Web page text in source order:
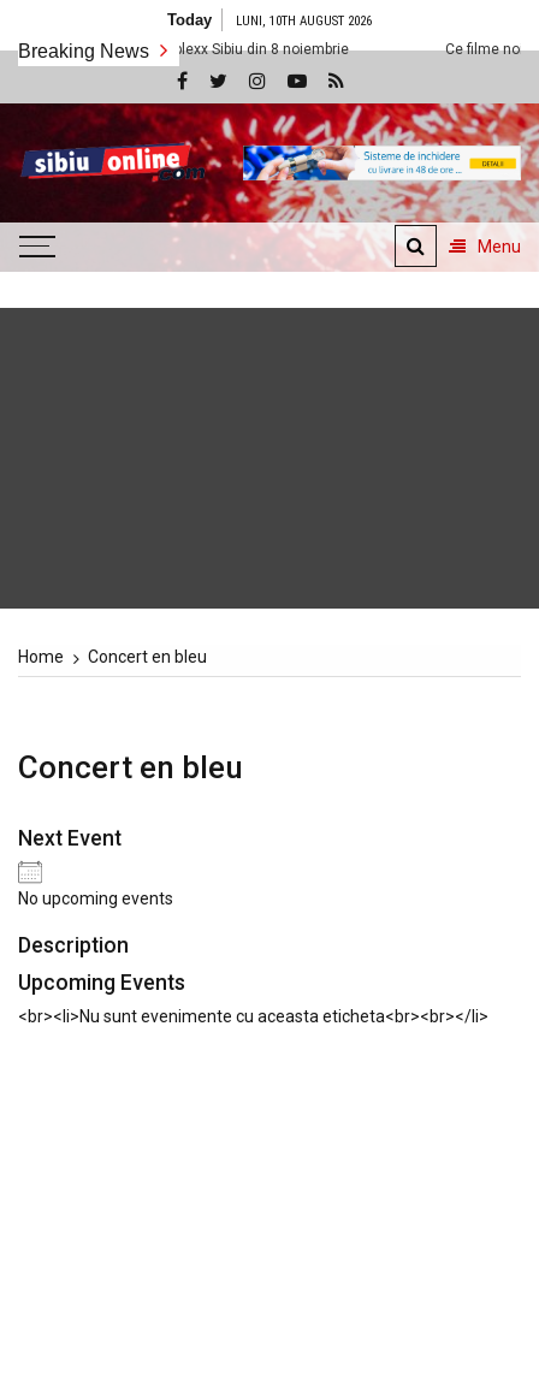
content
Today LUNI, 10TH AUGUST 2026
Breaking News
la Cineplexx Sibiu din 8 noiembrie Ce filme noi vedem la
SibiuOnline.com
… locatii si evenimente din
Sibiu!!!
Menu
Home Concert en bleu
Concert en bleu
Next Event
No upcoming events
Description
Upcoming Events
<br><li>Nu sunt evenimente cu aceasta eticheta<br><br></li>